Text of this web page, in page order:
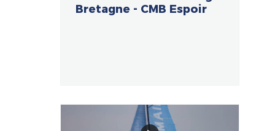
Bretagne - CMB Espoir